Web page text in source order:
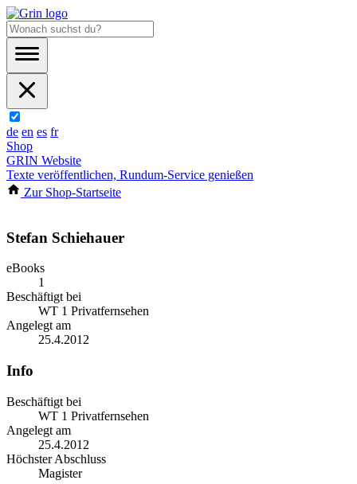
de en es fr
Shop
GRIN Website
Texte veröffentlichen, Rundum-Service genießen
Zur Shop-Startseite
Stefan Schiehauer
eBooks
1
Beschäftigt bei
WT 1 Privatfernsehen
Angelegt am
25.4.2012
Info
Beschäftigt bei
WT 1 Privatfernsehen
Angelegt am
25.4.2012
Höchster Abschluss
Magister